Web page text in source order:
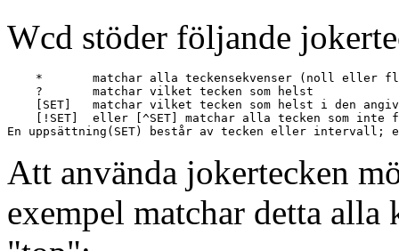
Wcd stöder följande
*       matchar alla teckensekvenser (noll eller
    ?       matchar vilket tecken som helst
[SET]   matchar vilket tecken som helst i den
[!SET]  eller [^SET] matchar alla tecken som inte
En uppsättning(SET) består av tecken eller intervall;
Att använda jokertecken
exempel matchar detta alla